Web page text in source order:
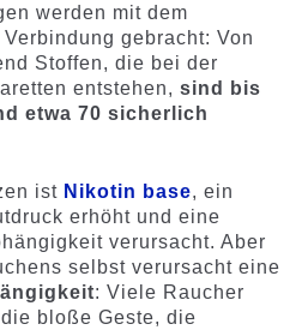
werden mit dem
gebracht: Von
Stoffen, die bei der
entstehen, sind bis
etwa 70 sicherlich
ist Nikotin base, ein
erhöht und eine
verursacht. Aber
selbst verursacht eine
: Viele Raucher
bloße Geste, die